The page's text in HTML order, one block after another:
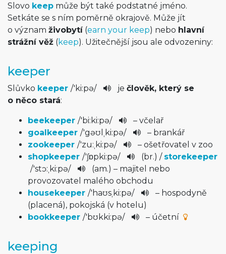
Slovo keep může být také podstatné jméno.
Setkáte se s ním poměrně okrajově. Může jít
o význam živobytí(earn your keep) nebo hlavní
strážní věž (keep). Užitečnější jsou ale odvozeniny:
keeper
Slůvko keeper /'ki:pə/ je člověk, který se
o něco stará:
beekeeper /'bi:ki:p­ə/
– včelař
goalkeeper /'gəʊlˌki­:pə/
– brankář
zookeeper /'zu:ˌki:­pə/
– ošetřovatel v zoo
shopkeeper /'ʃɒpki:p­ə/ (br.) / storekeeper
/'stɔ:ˌki­:pə/
(am.) – majitel nebo
provozovatel malého obchodu
housekeeper /'haʊsˌki­:pə/
– hospodyně
(placená), pokojská (v hotelu)
bookkeeper /'bʊkki:p­ə/ – účetní
keeping